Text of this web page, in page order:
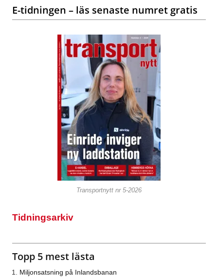
E-tidningen – läs senaste numret gratis
Transportnytt nr 5-2026
Tidningsarkiv
Topp 5 mest lästa
Miljonsatsning på Inlandsbanan